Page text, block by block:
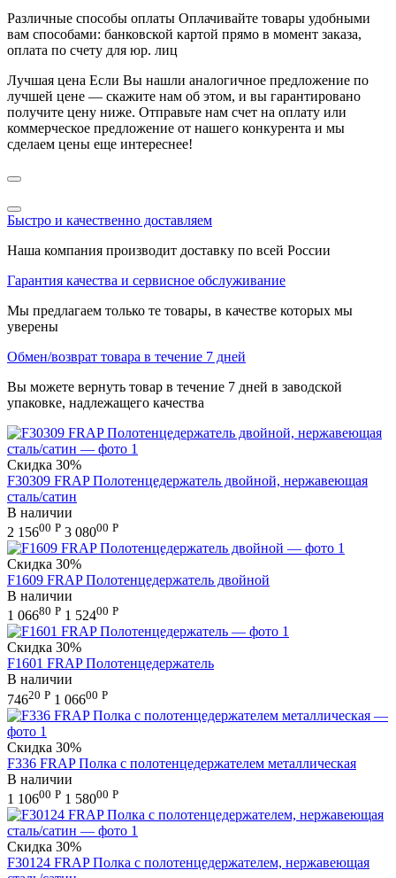
Различные способы оплаты Оплачивайте товары удобными
вам способами: банковской картой прямо в момент заказа,
оплата по счету для юр. лиц
Лучшая цена Если Вы нашли аналогичное предложение по
лучшей цене — скажите нам об этом, и вы гарантировано
получите цену ниже. Отправьте нам счет на оплату или
коммерческое предложение от нашего конкурента и мы
сделаем цены еще интереснее!
Быстро и качественно доставляем
Наша компания производит доставку по всей России
Гарантия качества и сервисное обслуживание
Мы предлагаем только те товары, в качестве которых мы
уверены
Обмен/возврат товара в течение 7 дней
Вы можете вернуть товар в течение 7 дней в заводской
упаковке, надлежащего качества
Скидка 30%
F30309 FRAP Полотенцедержатель двойной, нержавеющая
сталь/сатин
В наличии
2 15600 Р 3 08000 Р
Скидка 30%
F1609 FRAP Полотенцедержатель двойной
В наличии
1 06680 Р 1 52400 Р
Скидка 30%
F1601 FRAP Полотенцедержатель
В наличии
74620 Р 1 06600 Р
Скидка 30%
F336 FRAP Полка с полотенцедержателем металлическая
В наличии
1 10600 Р 1 58000 Р
Скидка 30%
F30124 FRAP Полка с полотенцедержателем, нержавеющая